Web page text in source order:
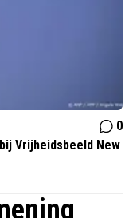
0
Vrijheidsbeeld New